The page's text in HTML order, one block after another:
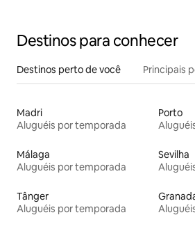
Destinos para conhecer
Destinos perto de você Principais
Madri
Aluguéis por temporada
Porto
Málaga
Aluguéis por temporada
Sevilha
Tânger
Aluguéis por temporada